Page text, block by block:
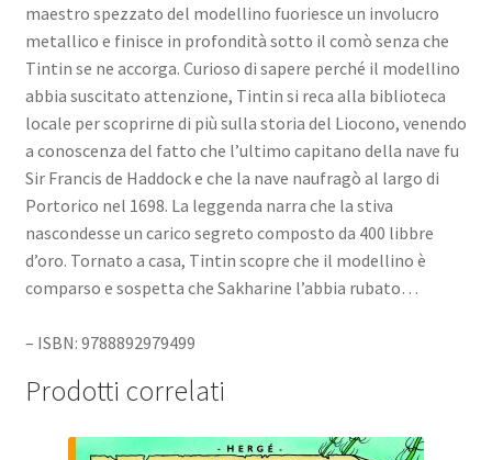
maestro spezzato del modellino fuoriesce un involucro
metallico e finisce in profondità sotto il comò senza che
Tintin se ne accorga. Curioso di sapere perché il modellino
abbia suscitato attenzione, Tintin si reca alla biblioteca
locale per scoprirne di più sulla storia del Liocono, venendo
a conoscenza del fatto che l’ultimo capitano della nave fu
Sir Francis de Haddock e che la nave naufragò al largo di
Portorico nel 1698. La leggenda narra che la stiva
nascondesse un carico segreto composto da 400 libbre
d’oro. Tornato a casa, Tintin scopre che il modellino è
comparso e sospetta che Sakharine l’abbia rubato…
– ISBN: 9788892979499
Prodotti correlati